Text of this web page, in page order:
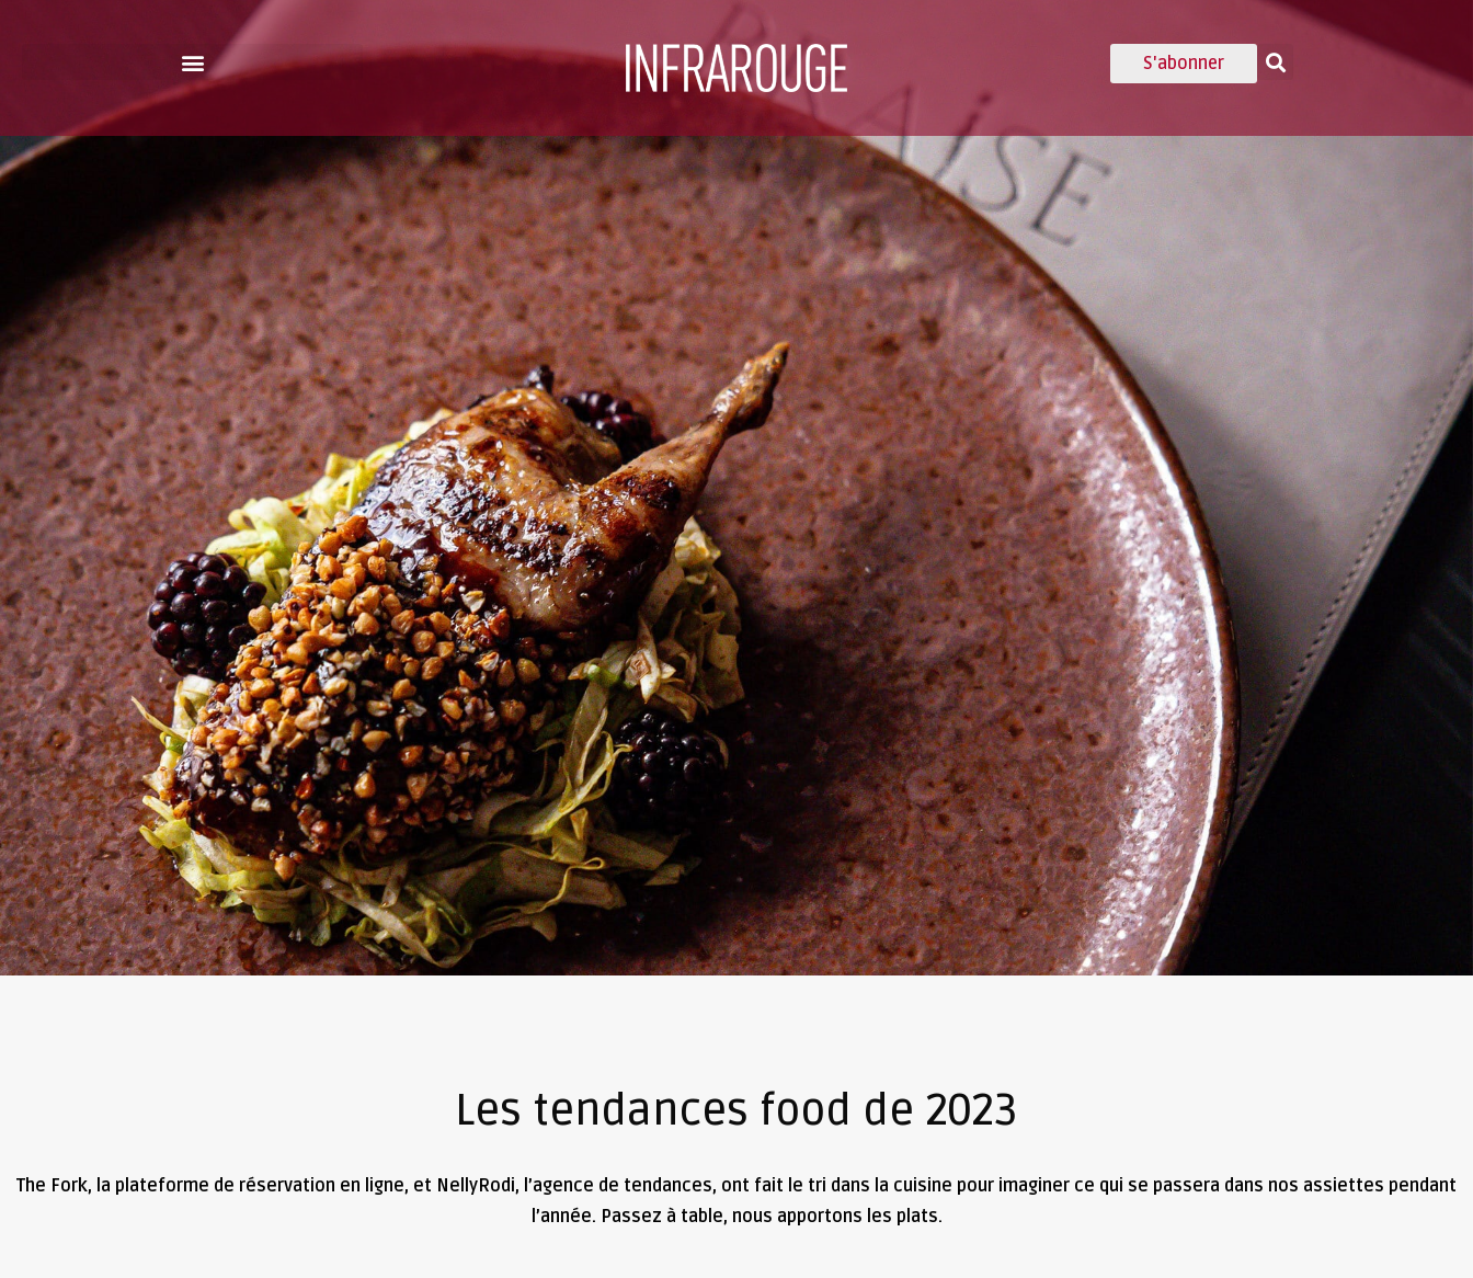
S'abonner
Les tendances food de 2023
The Fork, la plateforme de réservation en ligne, et NellyRodi, l’agence de tendances, ont fait le tri dans la cuisine pour imaginer ce qui se passera dans nos assiettes pendant
l’année. Passez à table, nous apportons les plats.